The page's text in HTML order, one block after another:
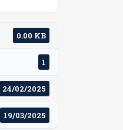
0.00 KB
1
24/02/2025
19/03/2025